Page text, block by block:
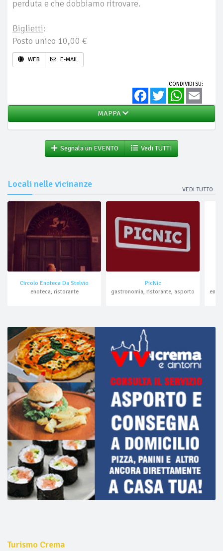
perduta e che dobbiamo ritrovare.
Biglietti:
Posto unico 10,00 €
WEB E-MAIL
CONDIVIDI SU:
FacebookTwitter WhatsApp
MAPPA
Segnala un EVENTO Vedi TUTTI
Locali nelle vicinanze
VEDI TUTTO
Circolo Enoteca Da Stelvio
enoteca, ristorante
PicNic
gastronomia, ristorante, asporto
Turismo Crema